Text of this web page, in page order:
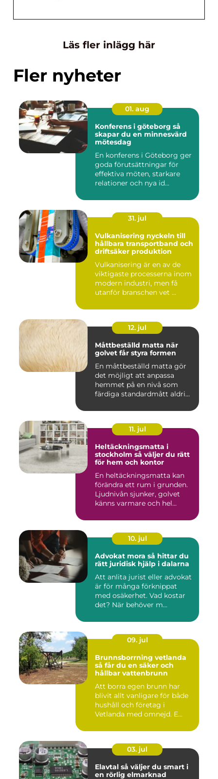
Läs fler inlägg här
Fler nyheter
01. aug
Konferens i göteborg så
skapar du en minnesvärd
mötesdag
En konferens i Göteborg ger
goda förutsättningar för
effektiva möten, starkare
relationer och nya id...
31. jul
Vulkanisering nyckeln till
hållbara transportband och
driftsäker produktion
Vulkanisering är en av de
viktigaste processerna inom
modern industri, men få
utanför branschen vet ...
12. jul
Måttbeställd matta när
golvet får styra formen
En måttbeställd matta gör
det möjligt att anpassa
hemmet på en nivå som
färdiga standardmått aldrig
11. jul
Heltäckningsmatta i
stockholm så väljer du rätt
för hem och kontor
En heltäckningsmatta kan
förändra ett rum i grunden.
Ljudnivån sjunker, golvet
känns varmare och hel...
10. jul
Advokat mora så hittar du
rätt juridisk hjälp i dalarna
Att anlita jurist eller advokat
är för många förknippat
med osäkerhet. Vad kostar
det? När behöver m...
09. jul
Brunnsborrning vetlanda
så får du en säker och
hållbar vattenbrunn
Att borra egen brunn har
blivit allt vanligare för både
hushåll och företag i
Vetlanda med omnejd. E...
03. jul
Elavtal så väljer du smart i
en rörlig elmarknad